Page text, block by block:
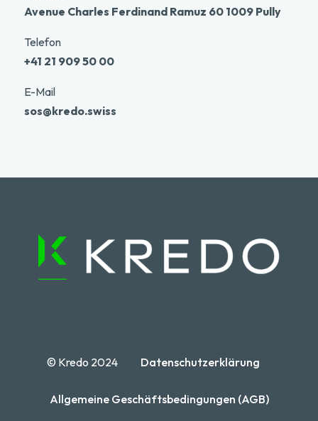
Avenue Charles Ferdinand Ramuz 60 1009 Pully
Telefon
+41 21 909 50 00
E-Mail
sos@kredo.swiss
© Kredo 2024 Datenschutzerklärung
Allgemeine Geschäftsbedingungen (AGB)